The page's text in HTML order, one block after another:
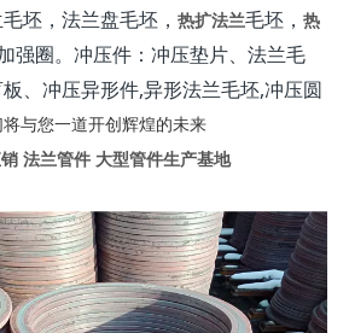
坯，法兰盘毛坯， 热扩法兰毛坯， 热
强圈。冲压件：冲压垫片、法兰毛
、冲压异形件,异形法兰毛坯,冲压圆
将与您一道开创辉煌的未来
法兰管件 大型管件生产基地